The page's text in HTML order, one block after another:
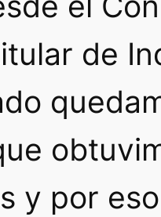
de
y por